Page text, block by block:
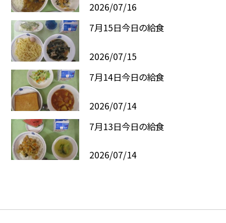
2026/07/16
7月15日今日の給食
2026/07/15
7月14日今日の給食
2026/07/14
7月13日今日の給食
2026/07/14